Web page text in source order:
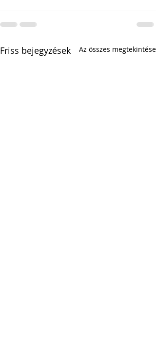
Friss bejegyzések Az összes megtekintése